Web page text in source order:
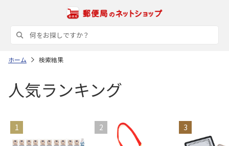
ホーム 検索結果
人気ランキング